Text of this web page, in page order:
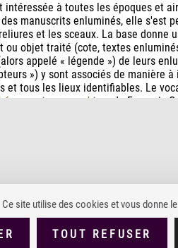
intéressée à toutes les époques et
manuscrits enluminés, elle s'est
et les sceaux. La base donne
ou objet traité (cote, textes
appelé « légende ») de leurs
») y sont associés de manière
et tous les lieux identifiables. Le
iconographiquede François
MENTIONS LÉGALES POLITIQUE DE
Ce site utilise des cookies et vous donne
TOUT REFUSER